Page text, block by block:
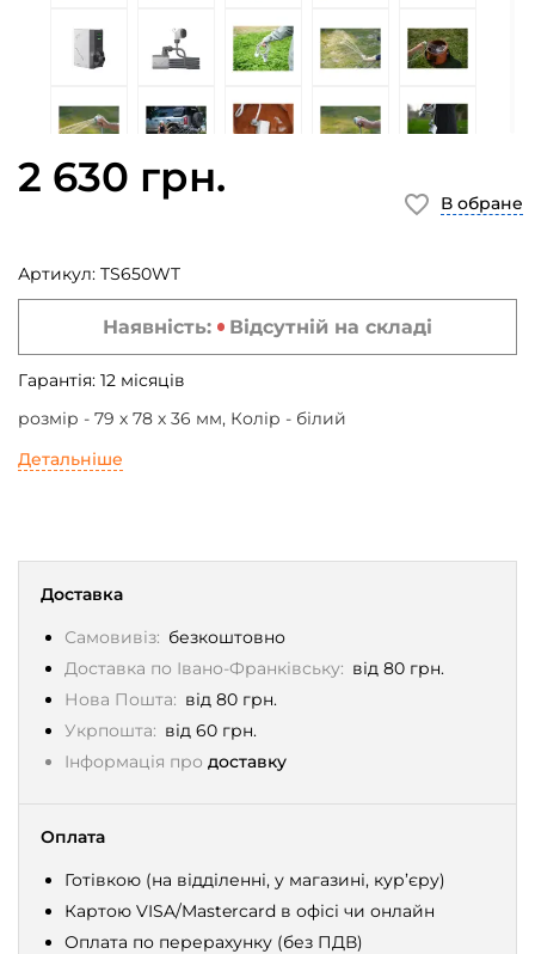
2 630 грн.
Доставка
Самовивіз: безкоштовно
Доставка по Івано-Франківську: від 80 грн.
Нова Пошта: від 80 грн.
Укрпошта: від 60 грн.
Інформація про доставку
Оплата
Готівкою (на відділенні, у магазині, кур’єру)
Картою VISA/Mastercard в офісі чи онлайн
Оплата по перерахунку (без ПДВ)
Артикул: TS650WT
Наявність: Відсутній на складі
Гарантія: 12 місяців
розмір - 79 х 78 х 36 мм, Колір - білий
Детальніше
В обране